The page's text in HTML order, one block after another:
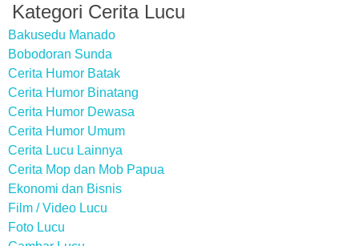
Kategori Cerita Lucu
Bakusedu Manado
Bobodoran Sunda
Cerita Humor Batak
Cerita Humor Binatang
Cerita Humor Dewasa
Cerita Humor Umum
Cerita Lucu Lainnya
Cerita Mop dan Mob Papua
Ekonomi dan Bisnis
Film / Video Lucu
Foto Lucu